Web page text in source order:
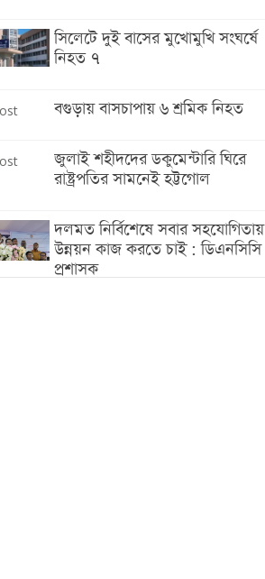
সিলেটে দুই বাসের মুখোমুখি সংঘর্ষে
নিহত ৭
বগুড়ায় বাসচাপায় ৬ শ্রমিক নিহত
জুলাই শহীদদের ডকুমেন্টারি ঘিরে
রাষ্ট্রপতির সামনেই হট্টগোল
দলমত নির্বিশেষে সবার সহযোগিতায়
উন্নয়ন কাজ করতে চাই : ডিএনসিসি
প্রশাসক